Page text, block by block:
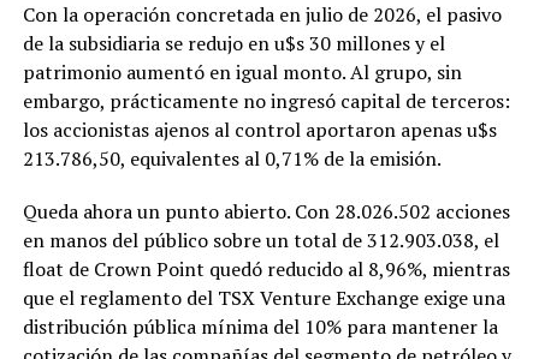
Con la operación concretada en julio de 2026, el pasivo
de la subsidiaria se redujo en u$s 30 millones y el
patrimonio aumentó en igual monto. Al grupo, sin
embargo, prácticamente no ingresó capital de terceros:
los accionistas ajenos al control aportaron apenas u$s
213.786,50, equivalentes al 0,71% de la emisión.
Queda ahora un punto abierto. Con 28.026.502 acciones
en manos del público sobre un total de 312.903.038, el
float de Crown Point quedó reducido al 8,96%, mientras
que el reglamento del TSX Venture Exchange exige una
distribución pública mínima del 10% para mantener la